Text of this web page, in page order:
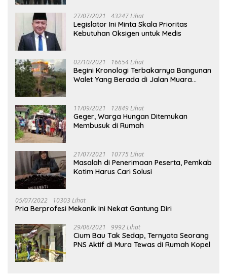
27/07/2021 43247 Lihat
Legislator Ini Minta Skala Prioritas
Kebutuhan Oksigen untuk Medis
02/10/2021 16654 Lihat
Begini Kronologi Terbakarnya Bangunan
Walet Yang Berada di Jalan Muara
11/09/2021 12849 Lihat
Geger, Warga Hungan Ditemukan
Membusuk di Rumah
21/07/2021 10775 Lihat
Masalah di Penerimaan Peserta, Pemkab
Kotim Harus Cari Solusi
05/07/2022 10303 Lihat
Pria Berprofesi Mekanik Ini Nekat Gantung Diri
29/06/2021 9992 Lihat
Cium Bau Tak Sedap, Ternyata Seorang
PNS Aktif di Mura Tewas di Rumah Kopel